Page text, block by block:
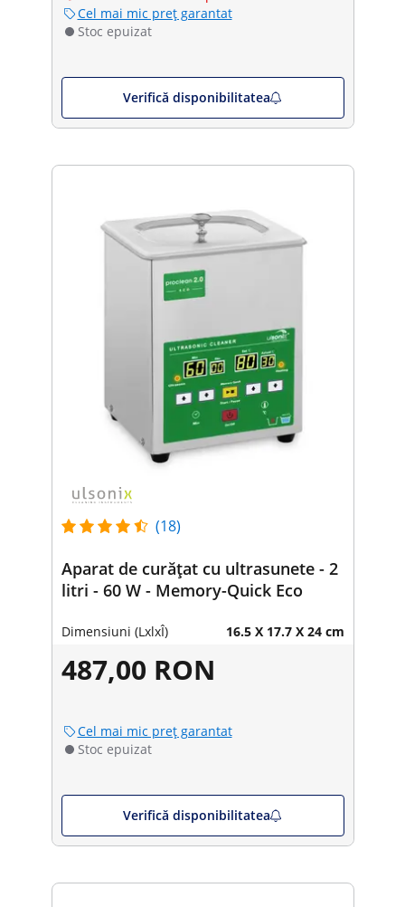
Cel mai mic preț garantat
Stoc epuizat
Verifică disponibilitatea
(18)
Aparat de curățat cu ultrasunete - 2
litri - 60 W - Memory-Quick Eco
Dimensiuni (LxlxÎ) 16.5 X 17.7 X 24 cm
487,00 RON
Cel mai mic preț garantat
Stoc epuizat
Verifică disponibilitatea